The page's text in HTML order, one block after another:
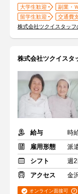
大学生歓迎 副業・
留学生歓迎
交通費
株式会社ツクイスタッ
株式会社ツクイス
給与
時
雇用形態
派
シフト
週
アクセス
金
オンライン面接可